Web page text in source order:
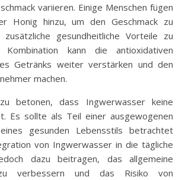
variieren. Einige Menschen fügen
Honig hinzu, um den Geschmack zu
gesundheitliche Vorteile zu
Kombination kann die antioxidativen
Getränks weiter verstärken und den
machen.
betonen, dass Ingwerwasser keine
Es sollte als Teil einer ausgewogenen
gesunden Lebensstils betrachtet
von Ingwerwasser in die tägliche
dazu beitragen, das allgemeine
verbessern und das Risiko von